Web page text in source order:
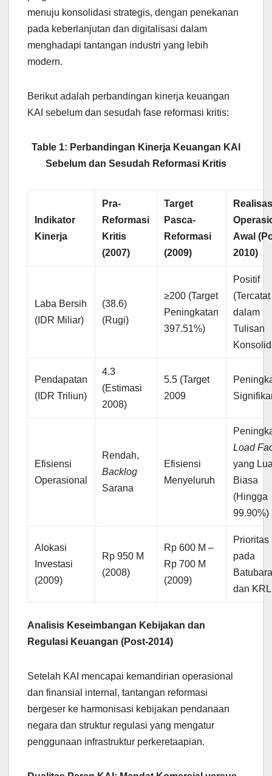
menuju konsolidasi strategis, dengan penekanan
pada keberlanjutan dan digitalisasi dalam
menghadapi tantangan industri yang lebih
modern.
Berikut adalah perbandingan kinerja keuangan
KAI sebelum dan sesudah fase reformasi kritis:
Table 1: Perbandingan Kinerja Keuangan KAI
Sebelum dan Sesudah Reformasi Kritis
Indikator
Kinerja
Pra-
Reformasi
Kritis
(2007)
Target
Pasca-
Reformasi
(2009)
Awal
2010)
Laba Bersih
(IDR Miliar)
(38.6)
(Rugi)
≥200 (Target
Peningkatan
397.51%)
Positif
(Tercatat
dalam
Tulisan
Pendapatan
(IDR Triliun)
4.3
(Estimasi
2008)
5.5 (Target
2009
Efisiensi
Operasional
Rendah,
Backlog
Sarana
Efisiensi
Menyeluruh
Load
yang
Biasa
(Hingga
99.90%)
Alokasi
Investasi
(2009)
Rp 950 M
(2008)
Rp 600 M –
Rp 700 M
(2009)
Prioritas
pada
dan KRL
Analisis Keseimbangan Kebijakan dan
Regulasi Keuangan (Post-2014)
Setelah KAI mencapai kemandirian operasional
dan finansial internal, tantangan reformasi
bergeser ke harmonisasi kebijakan pendanaan
negara dan struktur regulasi yang mengatur
penggunaan infrastruktur perkeretaapian.